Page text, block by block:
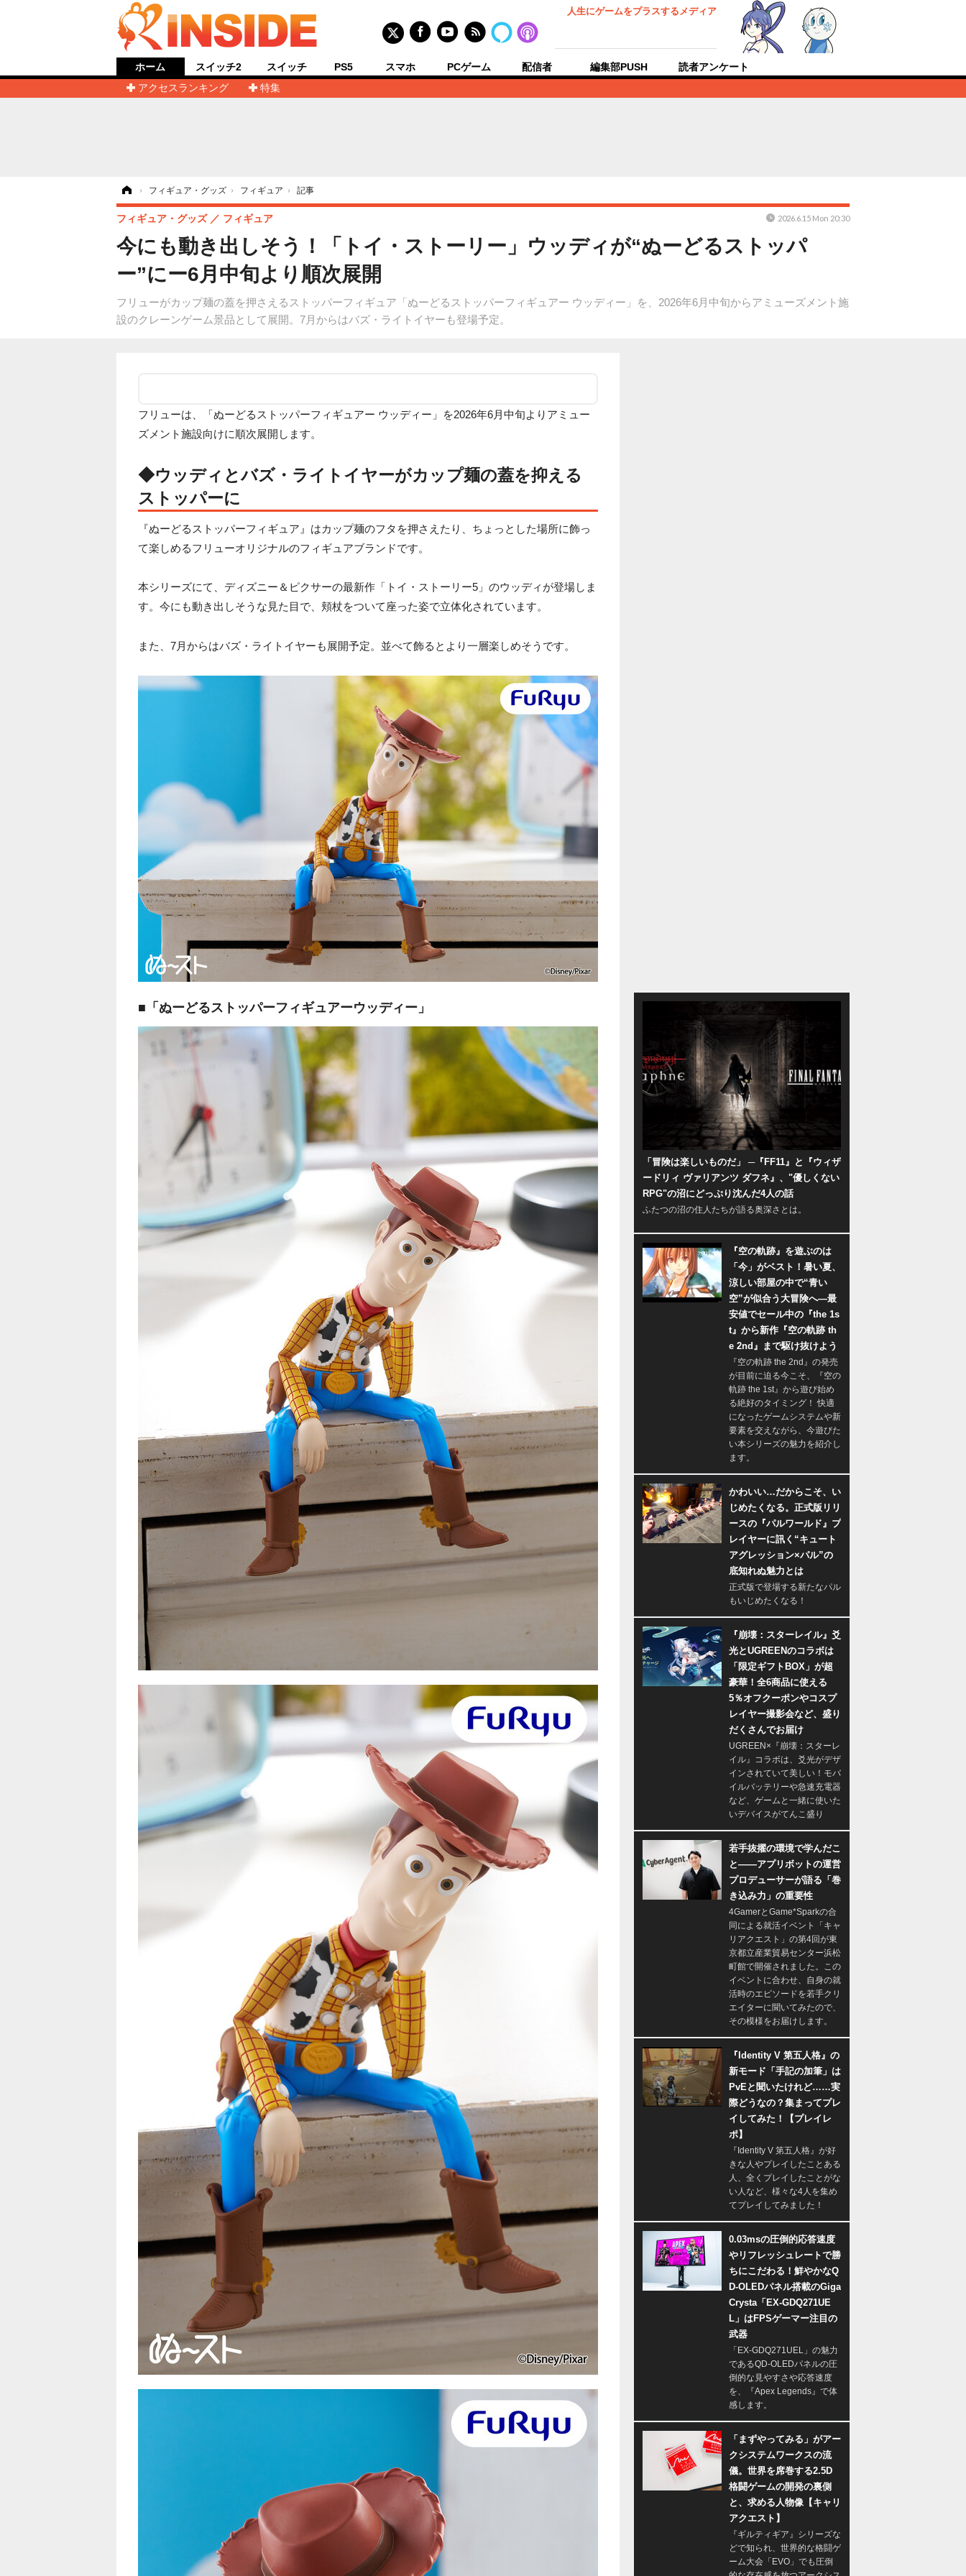
人生にゲームをプラスするメディア
ホーム
アクセスランキング
特集
スイッチ2 スイッチ PS5 スマホ PCゲーム 配信者 編集部PUSH 読者アンケート
› フィギュア・グッズ › フィギュア › 記事
今にも動き出しそう！「トイ・ストーリー」ウッディが“ぬーどるストッパ
ー”にー6月中旬より順次展開
フリューがカップ麺の蓋を押さえるストッパーフィギュア「ぬーどるストッパーフィギュアー ウッディー」を、2026年6月中旬からアミューズメント施
設のクレーンゲーム景品として展開。7月からはバズ・ライトイヤーも登場予定。
フィギュア・グッズ フィギュア 2026.6.15 Mon 20:30
フリューは、「ぬーどるストッパーフィギュアー ウッディー」を2026年6月中旬よりアミュー
ズメント施設向けに順次展開します。
◆ウッディとバズ・ライトイヤーがカップ麺の蓋を抑える
ストッパーに
『ぬーどるストッパーフィギュア』はカップ麺のフタを押さえたり、ちょっとした場所に飾っ
て楽しめるフリューオリジナルのフィギュアブランドです。
本シリーズにて、ディズニー＆ピクサーの最新作「トイ・ストーリー5」のウッディが登場しま
す。今にも動き出しそうな見た目で、頬杖をついて座った姿で立体化されています。
また、7月からはバズ・ライトイヤーも展開予定。並べて飾るとより一層楽しめそうです。
■「ぬーどるストッパーフィギュアーウッディー」
「冒険は楽しいものだ」 ─『FF11』と『ウィザ
ードリィ ヴァリアンツ ダフネ』、"優しくない
RPG"の沼にどっぷり沈んだ4人の話
ふたつの沼の住人たちが語る奥深さとは。
『空の軌跡』を遊ぶのは
「今」がベスト！暑い夏、
涼しい部屋の中で“青い
空”が似合う大冒険へ―最
安値でセール中の『the 1s
t』から新作『空の軌跡 th
e 2nd』まで駆け抜けよう
『空の軌跡 the 2nd』の発売
が目前に迫る今こそ、『空の
軌跡 the 1st』から遊び始め
る絶好のタイミング！ 快適
になったゲームシステムや新
要素を交えながら、今遊びた
い本シリーズの魅力を紹介し
ます。
かわいい…だからこそ、い
じめたくなる。正式版リリ
ースの『パルワールド』プ
レイヤーに訊く“キュート
アグレッション×パル”の
底知れぬ魅力とは
正式版で登場する新たなパル
もいじめたくなる！
『崩壊：スターレイル』爻
光とUGREENのコラボは
「限定ギフトBOX」が超
豪華！全6商品に使える
5％オフクーポンやコスプ
レイヤー撮影会など、盛り
だくさんでお届け
UGREEN×『崩壊：スターレ
イル』コラボは、爻光がデザ
インされていて美しい！モバ
イルバッテリーや急速充電器
など、ゲームと一緒に使いた
いデバイスがてんこ盛り
若手抜擢の環境で学んだこ
と――アプリボットの運営
プロデューサーが語る「巻
き込み力」の重要性
4GamerとGame*Sparkの合
同による就活イベント「キャ
リアクエスト」の第4回が東
京都立産業貿易センター浜松
町館で開催されました。この
イベントに合わせ、自身の就
活時のエピソードを若手クリ
エイターに聞いてみたので、
その模様をお届けします。
『Identity V 第五人格』の
新モード「手記の加筆」は
PvEと聞いたけれど……実
際どうなの？集まってプレ
イしてみた！【プレイレ
ポ】
『Identity V 第五人格』が好
きな人やプレイしたことある
人、全くプレイしたことがな
い人など、様々な4人を集め
てプレイしてみました！
0.03msの圧倒的応答速度
やリフレッシュレートで勝
ちにこだわる！鮮やかなQ
D-OLEDパネル搭載のGiga
Crysta「EX-GDQ271UE
L」はFPSゲーマー注目の
武器
「EX-GDQ271UEL」の魅力
であるQD-OLEDパネルの圧
倒的な見やすさや応答速度
を、『Apex Legends』で体
感します。
「まずやってみる」がアー
クシステムワークスの流
儀。世界を席巻する2.5D
格闘ゲームの開発の裏側
と、求める人物像【キャリ
アクエスト】
『ギルティギア』シリーズな
どで知られ、世界的な格闘ゲ
ーム大会「EVO」でも圧倒